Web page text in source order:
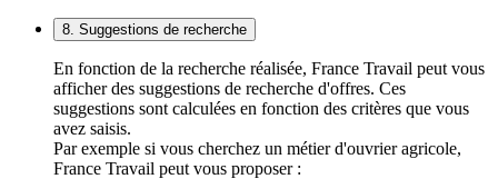
8. Suggestions de recherche
En fonction de la recherche réalisée, France Travail peut vous
afficher des suggestions de recherche d'offres. Ces
suggestions sont calculées en fonction des critères que vous
avez saisis.
Par exemple si vous cherchez un métier d'ouvrier agricole,
France Travail peut vous proposer :